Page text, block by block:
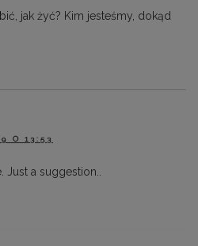
jak żyć? Kim jesteśmy, dokąd
O 13:53
a suggestion..